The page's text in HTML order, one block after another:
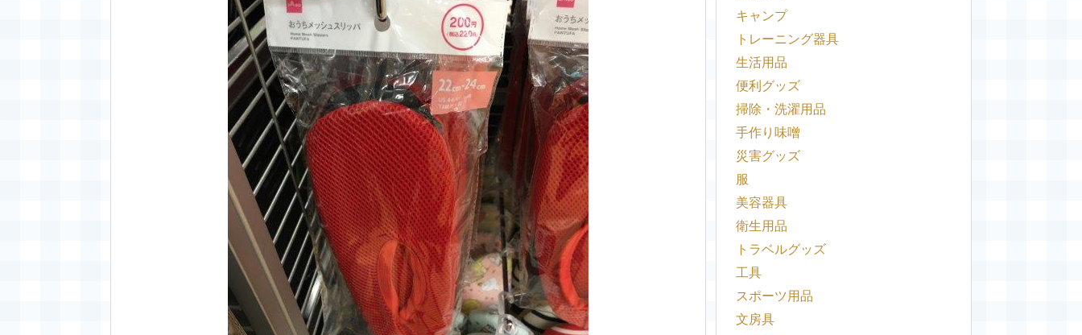
キャンプ
トレーニング器具
生活用品
便利グッズ
掃除・洗濯用品
手作り味噌
災害グッズ
服
美容器具
衛生用品
トラベルグッズ
工具
スポーツ用品
文房具